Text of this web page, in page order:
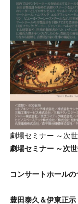
劇場セミナー ～次
劇場セミナー ～次
コンサートホール
豊田泰久＆伊東正